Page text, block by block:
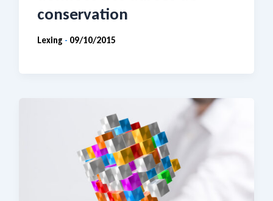
conservation
Lexing - 09/10/2015